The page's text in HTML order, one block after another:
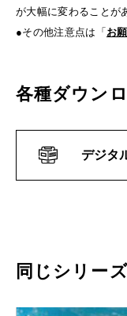
が大幅に変わることが
●その他注意点は「お
各種ダウン
デジタ
同じシリー